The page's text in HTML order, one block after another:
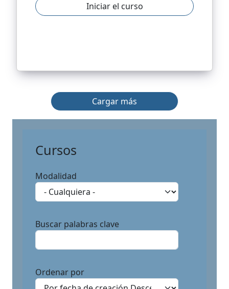
Cursos
Modalidad
Buscar palabras clave
Ordenar por
Iniciar el curso
Cargar más